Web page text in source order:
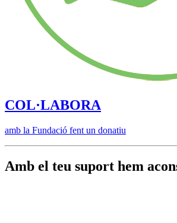
COL·LABORA
amb la Fundació fent un donatiu
Amb el teu suport hem